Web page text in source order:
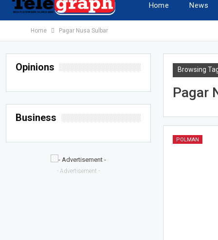
Home News
Home Pagar Nusa Sulbar
Browsing
Pagar
POLMAN
Opinions
Business
- Advertisement -